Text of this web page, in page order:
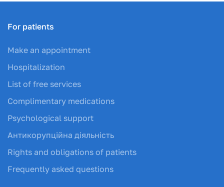
For patients
Make an appointment
Hospitalization
List of free services
Complimentary medications
Psychological support
Антикорупційна діяльність
Rights and obligations of patients
Frequently asked questions